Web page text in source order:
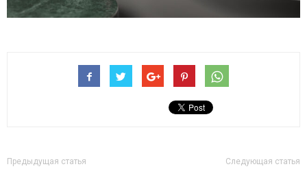
Предыдущая статья Следующая статья